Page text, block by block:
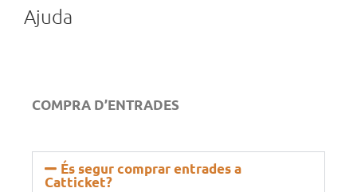
Ajuda
COMPRA D’ENTRADES
És segur comprar entrades a
Catticket?